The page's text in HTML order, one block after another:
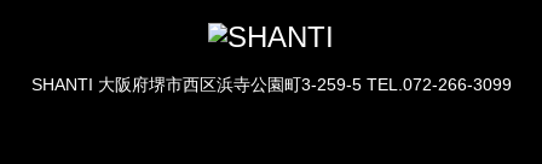
SHANTI 大阪府堺市西区浜寺公園町3-259-5 TEL.072-266-3099